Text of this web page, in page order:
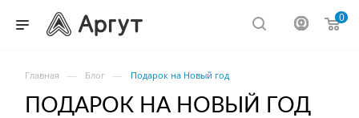
0
Главная — Блог — Подарок на Новый год
ПОДАРОК НА НОВЫЙ ГОД